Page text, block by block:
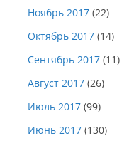
Ноябрь 2017 (22)
Октябрь 2017 (14)
Сентябрь 2017 (11)
Август 2017 (26)
Июль 2017 (99)
Июнь 2017 (130)